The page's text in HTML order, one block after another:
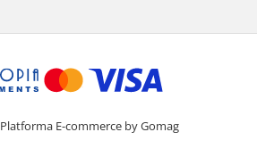
Platforma E-commerce by Gomag